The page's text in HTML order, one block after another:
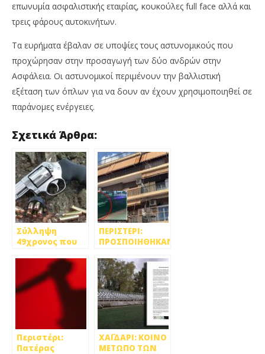
επωνυμία ασφαλιστικής εταιρίας, κουκούλες full face αλλά και
τρεις φάρους αυτοκινήτων.
Τα ευρήματα έβαλαν σε υποψίες τους αστυνομικούς που
προχώρησαν στην προσαγωγή των δύο ανδρών στην
Ασφάλεια. Οι αστυνομικοί περιμένουν την βαλλιστική
εξέταση των όπλων για να δουν αν έχουν χρησιμοποιηθεί σε
παράνομες ενέργειες.
Σχετικά Άρθρα:
Σύλληψη
49χρονος που
οπλισμένο
περίστροφο
στο αυτοκίνητό
του
ΠΕΡΙΣΤΕΡΙ:
ΠΡΟΣΠΟΙΗΘΗΚΑΝ
ΑΣΤΥΝΟΜΙΚΟΥΣ
ΚΑΙ ΞΑΦΡΙΣΑΝ
24.000 ΕΥΡΩ ΑΠΟ
ΤΟ
ΧΡΗΜΑΤΟΚΙΒΩΤΙΟ
Περιστέρι:
Πατέρας
ΧΑΪΔΑΡΙ: ΚΟΙΝΟ
ΜΕΤΩΠΟ ΤΩΝ